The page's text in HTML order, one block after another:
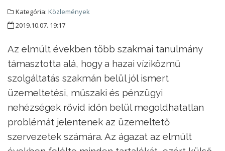
Kategória: Közlemények
2019.10.07. 19:17
Az elmúlt években több szakmai tanulmány
támasztotta alá, hogy a hazai víziközmű
szolgáltatás szakmán belül jól ismert
üzemeltetési, műszaki és pénzügyi
nehézségek rövid időn belül megoldhatatlan
problémát jelentenek az üzemeltető
szervezetek számára. Az ágazat az elmúlt